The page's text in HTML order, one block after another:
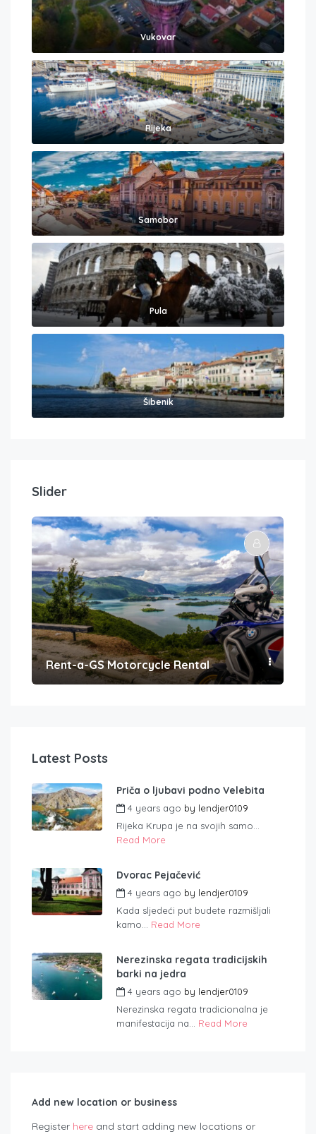
Vukovar
Rijeka
Samobor
Pula
Šibenik
Slider
Rent-a-GS Motorcycle Rental
Latest Posts
Priča o ljubavi podno Velebita
4 years ago by lendjer0109
Rijeka Krupa je na svojih samo...
Read More
Dvorac Pejačević
4 years ago by lendjer0109
Kada sljedeći put budete razmišljali
kamo... Read More
Nerezinska regata tradicijskih
barki na jedra
4 years ago by lendjer0109
Nerezinska regata tradicionalna je
manifestacija na... Read More
Add new location or business
Register here and start adding new locations or